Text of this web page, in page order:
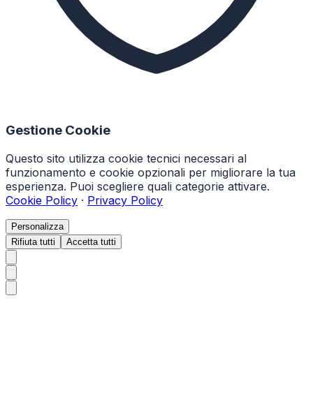
Gestione Cookie
Questo sito utilizza cookie tecnici necessari al
funzionamento e cookie opzionali per migliorare la tua
esperienza. Puoi scegliere quali categorie attivare.
Cookie Policy · Privacy Policy
Personalizza
Rifiuta tutti
Accetta tutti